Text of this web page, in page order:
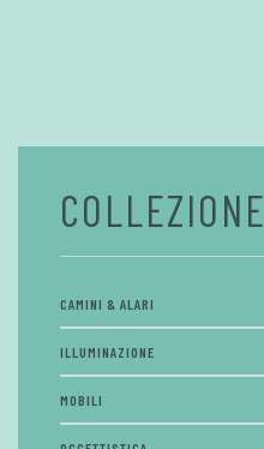
COLLEZIONE
CAMINI & ALARI
ILLUMINAZIONE
MOBILI